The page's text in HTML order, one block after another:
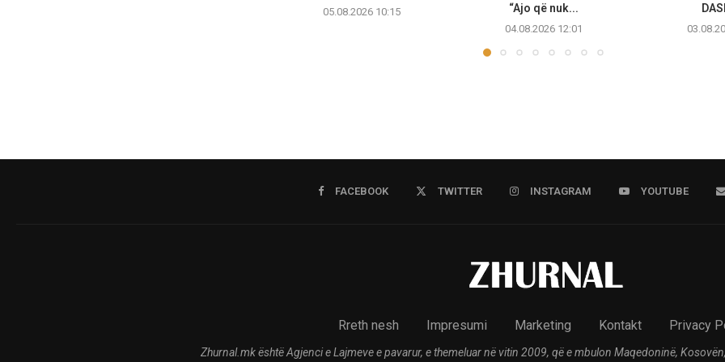
05.08.2026 10:15
“Ajo që nuk...
04.08.2026 12:01
FACEBOOK TWITTER INSTAGRAM YOUTUBE
Rreth nesh Impresumi Marketing Kontakt Privacy
Zhurnal.mk është Agjenci e Lajmeve e pavarur, e themeluar në vitin 2009, që e mbulon Maqedoninë,